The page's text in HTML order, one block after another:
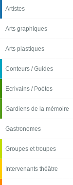
Artistes
Arts graphiques
Arts plastiques
Conteurs / Guides
Ecrivains / Poètes
Gardiens de la mémoire
Gastronomes
Groupes et troupes
Intervenants théâtre